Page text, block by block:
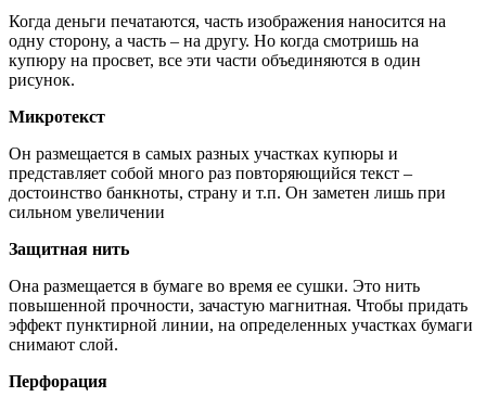
Когда деньги печатаются, часть изображения наносится на
одну сторону, а часть – на другу. Но когда смотришь на
купюру на просвет, все эти части объединяются в один
рисунок.
Микротекст
Он размещается в самых разных участках купюры и
представляет собой много раз повторяющийся текст –
достоинство банкноты, страну и т.п. Он заметен лишь при
сильном увеличении
Защитная нить
Она размещается в бумаге во время ее сушки. Это нить
повышенной прочности, зачастую магнитная. Чтобы придать
эффект пунктирной линии, на определенных участках бумаги
снимают слой.
Перфорация